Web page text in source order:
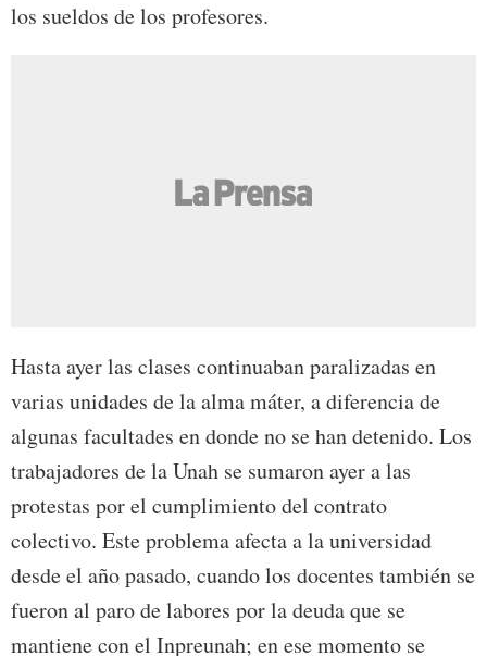
los sueldos de los profesores.
Hasta ayer las clases continuaban paralizadas en
varias unidades de la alma máter, a diferencia de
algunas facultades en donde no se han detenido. Los
trabajadores de la Unah se sumaron ayer a las
protestas por el cumplimiento del contrato
colectivo. Este problema afecta a la universidad
desde el año pasado, cuando los docentes también se
fueron al paro de labores por la deuda que se
mantiene con el Inpreunah; en ese momento se